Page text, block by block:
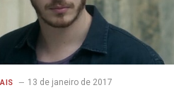
13 de janeiro de 2017